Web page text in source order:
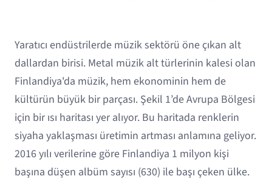
Yaratıcı endüstrilerde müzik sektörü öne çıkan alt
dallardan birisi. Metal müzik alt türlerinin kalesi olan
Finlandiya'da müzik, hem ekonominin hem de
kültürün büyük bir parçası. Şekil 1’de Avrupa Bölgesi
için bir ısı haritası yer alıyor. Bu haritada renklerin
siyaha yaklaşması üretimin artması anlamına geliyor.
2016 yılı verilerine göre Finlandiya 1 milyon kişi
başına düşen albüm sayısı (630) ile başı çeken ülke.